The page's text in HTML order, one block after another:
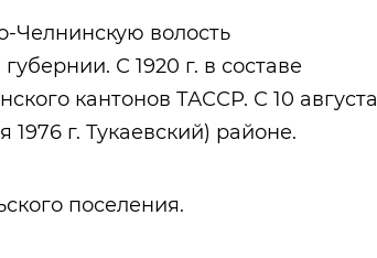
Челнинскую волость
С 1920 г. в составе
кантонов ТАССР. С 10 августа
1976 г. Тукаевский) районе.
поселения.